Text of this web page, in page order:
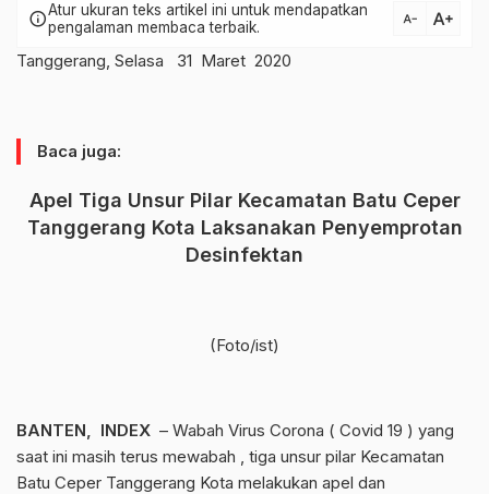
infoAtur ukuran teks artikel ini untuk mendapatkan
pengalaman membaca terbaik.
text_decrease text_increase
Tanggerang, Selasa 31 Maret 2020
Baca juga:
Apel Tiga Unsur Pilar Kecamatan Batu Ceper
Tanggerang Kota Laksanakan Penyemprotan
Desinfektan
(Foto/ist)
BANTEN, INDEX – Wabah Virus Corona ( Covid 19 ) yang
saat ini masih terus mewabah , tiga unsur pilar Kecamatan
Batu Ceper Tanggerang Kota melakukan apel dan